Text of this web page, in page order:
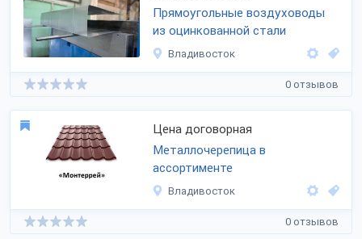
Прямоугольные воздуховоды
из оцинкованной стали
Владивосток
0 отзывов
Цена договорная
Металлочерепица в
ассортименте
Владивосток
0 отзывов